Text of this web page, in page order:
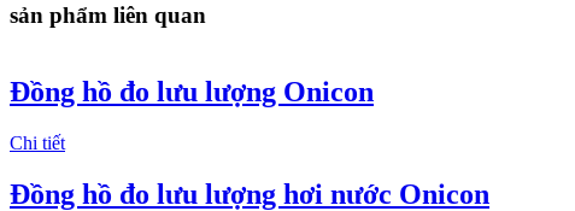
sản phẩm liên quan
Đồng hồ đo lưu lượng Onicon
Chi tiết
Đồng hồ đo lưu lượng hơi nước Onicon